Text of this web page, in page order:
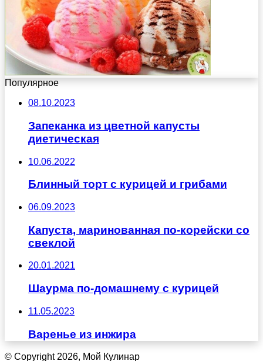
Популярное
08.10.2023
Запеканка из цветной капусты
диетическая
10.06.2022
Блинный торт с курицей и грибами
06.09.2023
Капуста, маринованная по-корейски со
свеклой
20.01.2021
Шаурма по-домашнему с курицей
11.05.2023
Варенье из инжира
© Copyright 2026, Мой Кулинар